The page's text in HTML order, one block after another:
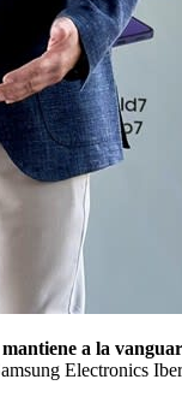
a la
Electronics